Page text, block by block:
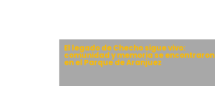
El legado de Checho sigue vivo:
comunidad y memoria se encontraron
en el Parque de Aranjuez